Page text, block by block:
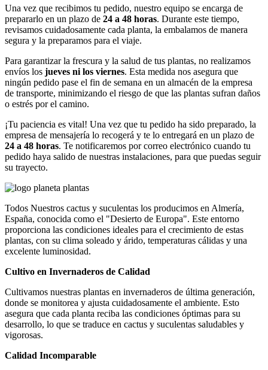
Una vez que recibimos tu pedido, nuestro equipo se encarga de
prepararlo en un plazo de 24 a 48 horas. Durante este tiempo,
revisamos cuidadosamente cada planta, la embalamos de manera
segura y la preparamos para el viaje.
Para garantizar la frescura y la salud de tus plantas, no realizamos
envíos los jueves ni los viernes. Esta medida nos asegura que
ningún pedido pase el fin de semana en un almacén de la empresa
de transporte, minimizando el riesgo de que las plantas sufran daños
o estrés por el camino.
¡Tu paciencia es vital! Una vez que tu pedido ha sido preparado, la
empresa de mensajería lo recogerá y te lo entregará en un plazo de
24 a 48 horas. Te notificaremos por correo electrónico cuando tu
pedido haya salido de nuestras instalaciones, para que puedas seguir
su trayecto.
Todos Nuestros cactus y suculentas los producimos en Almería,
España, conocida como el "Desierto de Europa". Este entorno
proporciona las condiciones ideales para el crecimiento de estas
plantas, con su clima soleado y árido, temperaturas cálidas y una
excelente luminosidad.
Cultivo en Invernaderos de Calidad
Cultivamos nuestras plantas en invernaderos de última generación,
donde se monitorea y ajusta cuidadosamente el ambiente. Esto
asegura que cada planta reciba las condiciones óptimas para su
desarrollo, lo que se traduce en cactus y suculentas saludables y
vigorosas.
Calidad Incomparable